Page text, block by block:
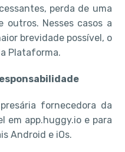
perda de uma
outros. Nesses casos a
brevidade possível, o
Plataforma.
fornecedora da
em app.huggy.io e para
Android e iOs.